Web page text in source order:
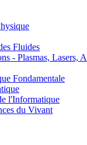
Fluides
- Plasmas, Lasers,
Fondamentale
l'Informatique
du Vivant